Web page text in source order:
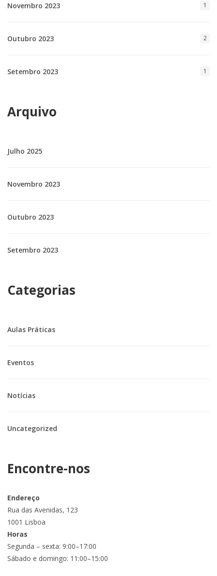
Novembro 2023 1
Outubro 2023 2
Setembro 2023 1
Arquivo
Julho 2025
Novembro 2023
Outubro 2023
Setembro 2023
Categorias
Aulas Práticas
Eventos
Notícias
Uncategorized
Encontre-nos
Endereço
Rua das Avenidas, 123
1001 Lisboa
Horas
Segunda – sexta: 9:00–17:00
Sábado e domingo: 11:00–15:00